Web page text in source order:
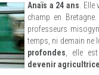
Anaïs a 24 ans .
champ en Bretagne.
professeurs
temps, ni demain ne
profondes , elle
devenir